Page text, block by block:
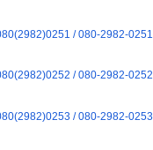
/ 080-2982-0251
/ 080-2982-0252
/ 080-2982-0253